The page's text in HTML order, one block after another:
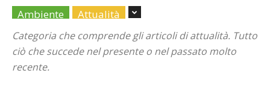
Ambiente Attualità
Categoria che comprende gli articoli di attualità. Tutto
ciò che succede nel presente o nel passato molto
recente.